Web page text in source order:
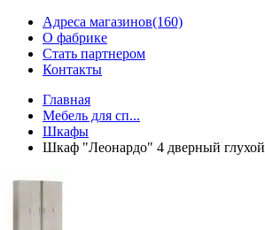
Адреса магазинов(160)
О фабрике
Стать партнером
Контакты
Главная
Мебель для сп...
Шкафы
Шкаф "Леонардо" 4 дверный глухой